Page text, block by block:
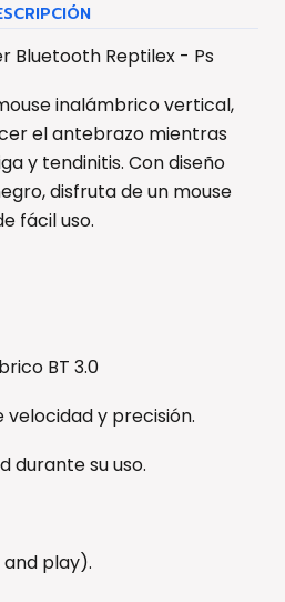
Bluetooth Reptilex - Ps
inalámbrico vertical,
el antebrazo mientras
y tendinitis. Con diseño
disfruta de un mouse
fácil uso.
BT 3.0
y precisión.
durante su uso.
and play).